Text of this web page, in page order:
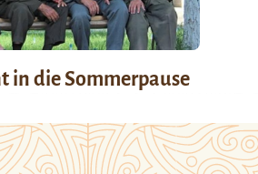
in die Sommerpause